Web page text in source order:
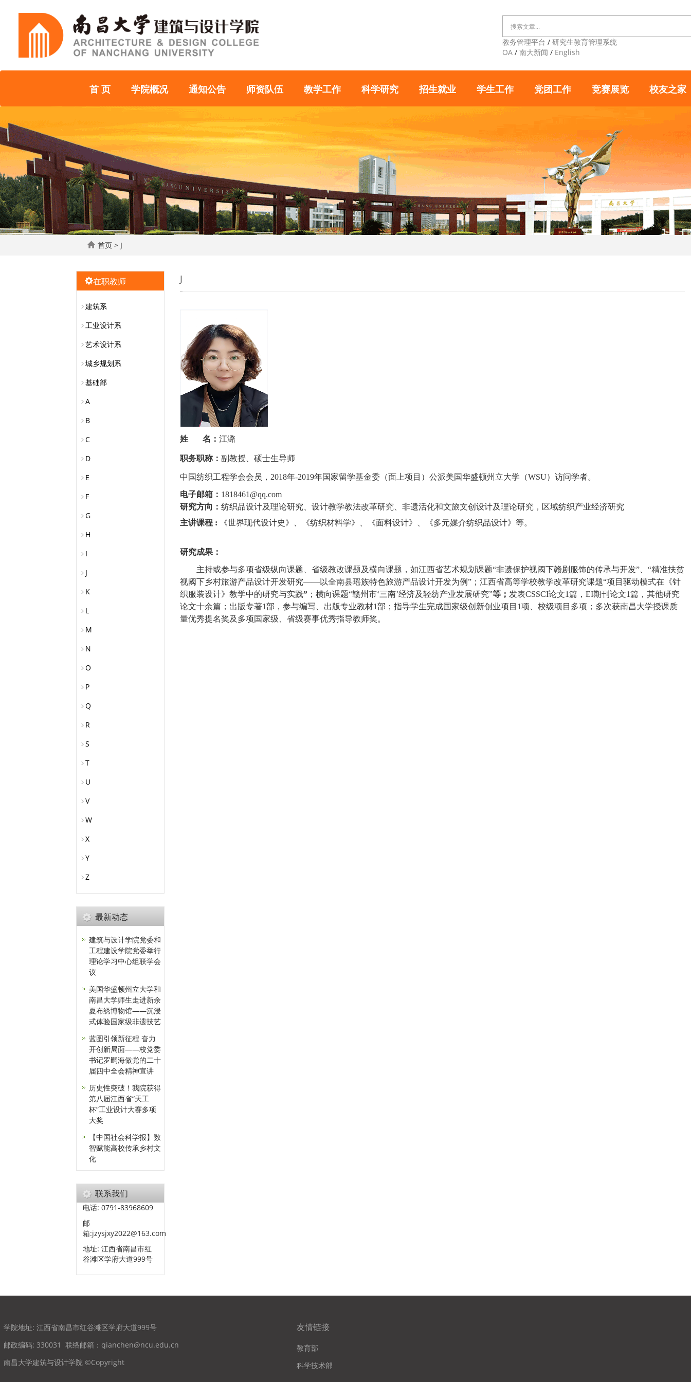
教务管理平台 / 研究生教育管理系统
OA / 南大新闻 / English
首 页 学院概况 通知公告 师资队伍 教学工作 科学研究 招生就业 学生工作 党团工作 竞赛展览 校友之家
首页 > J
J
姓 名：江潞
职务职称：副教授、硕士生导师
中国纺织工程学会会员 ， 2018年-2019年国家留学基金委（面上项目）公派美国华盛顿州立大学（WSU）访问学者。
电子邮箱： 1818461@qq.com
研究方向：纺织品设计及理论研究、设计教学教法改革研究、非遗活化和文旅文创设计及理论研究，区域纺织产业经济研究
主讲课程 : 《世界现代设计史》、《纺织材料学》、《面料设计》 、《多元媒介纺织品设计》等。
研究成果：
主持或参与多项省级纵向课题、省级教改课题及横向课题，如江西省艺术规划课题“非遗保护视阈下赣剧服饰的传承与开发”、“精准扶贫
视阈下乡村旅游产品设计开发研究——以全南县瑶族特色旅游产品设计开发为例”；江西省高等学校教学改革研究课题“项目驱动模式在《针
织服装设计》教学中的研究与实践” ；横向课题“赣州市‘三南’经济及轻纺产业发展研究”等； 发表CSSCI论文1篇，EI期刊论文1篇，其他研究
论文十余篇；出版专著1部，参与编写、出版专业教材1部；指导学生完成国家级创新创业项目 1项、校级项目多项； 多次获南昌大学授课质
量优秀提名奖及多项国家级、省级赛事优秀指导教师奖。
在职教师
建筑系
工业设计系
艺术设计系
城乡规划系
基础部
A
B
C
D
E
F
G
H
I
J
K
L
M
N
O
P
Q
R
S
T
U
V
W
X
Y
Z
最新动态
建筑与设计学院党委和
工程建设学院党委举行
理论学习中心组联学会
议
美国华盛顿州立大学和
南昌大学师生走进新余
夏布绣博物馆——沉浸
式体验国家级非遗技艺
蓝图引领新征程 奋力
开创新局面——校党委
书记罗嗣海做党的二十
届四中全会精神宣讲
历史性突破！我院获得
第八届江西省“天工
杯”工业设计大赛多项
大奖
【中国社会科学报】数
智赋能高校传承乡村文
化
联系我们
电话: 0791-83968609
邮
箱:jzysjxy2022@163.com
地址: 江西省南昌市红
谷滩区学府大道999号
学院地址: 江西省南昌市红谷滩区学府大道999号
邮政编码: 330031 联络邮箱：qianchen@ncu.edu.cn
南昌大学建筑与设计学院 ©Copyright
友情链接
教育部
科学技术部